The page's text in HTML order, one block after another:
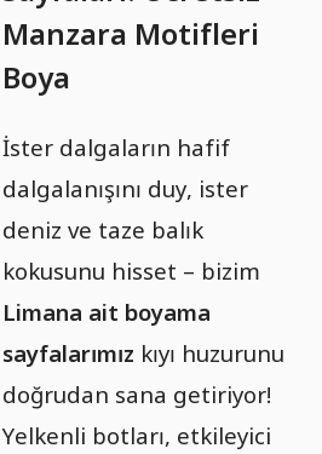
Manzara Motifleri
Boya
İster dalgaların hafif
dalgalanışını duy, ister
deniz ve taze balık
kokusunu hisset – bizim
Limana ait boyama
sayfalarımız kıyı huzurunu
doğrudan sana getiriyor!
Yelkenli botları, etkileyici